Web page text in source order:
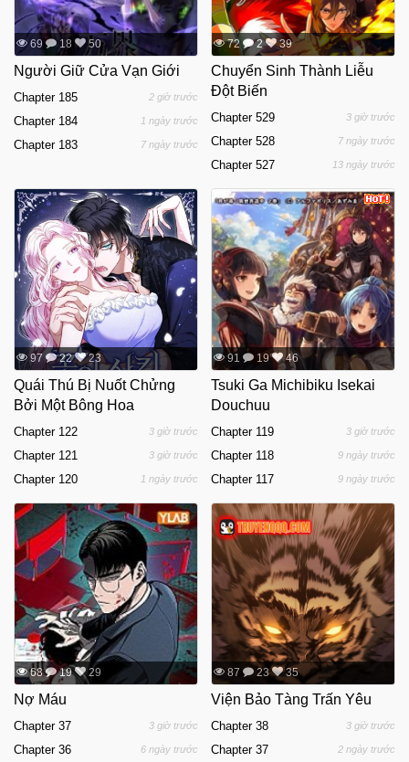
69 18 50
Người Giữ Cửa Vạn Giới
Chapter 185 2 giờ trước
Chapter 184 1 ngày trước
Chapter 183 7 ngày trước
72 2 39
Chuyển Sinh Thành Liễu
Đột Biến
Chapter 529 3 giờ trước
Chapter 528 7 ngày trước
Chapter 527 13 ngày trước
97 22 23
Quái Thú Bị Nuốt Chửng
Bởi Một Bông Hoa
Chapter 122 3 giờ trước
Chapter 121 3 giờ trước
Chapter 120 1 ngày trước
91 19 46
Tsuki Ga Michibiku Isekai
Douchuu
Chapter 119 3 giờ trước
Chapter 118 9 ngày trước
Chapter 117 9 ngày trước
68 19 29
Nợ Máu
Chapter 37 3 giờ trước
Chapter 36 6 ngày trước
87 23 35
Viện Bảo Tàng Trấn Yêu
Chapter 38 3 giờ trước
Chapter 37 2 ngày trước